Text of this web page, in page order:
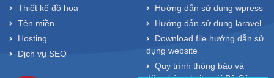
Thiết kế đồ họa
Tên miền
Hosting
Dịch vụ SEO
Hướng dẫn sử dụng wpress
Hướng dẫn sử dụng laravel
Download file hướng dẫn sử
dụng website
Quy trình thông báo và